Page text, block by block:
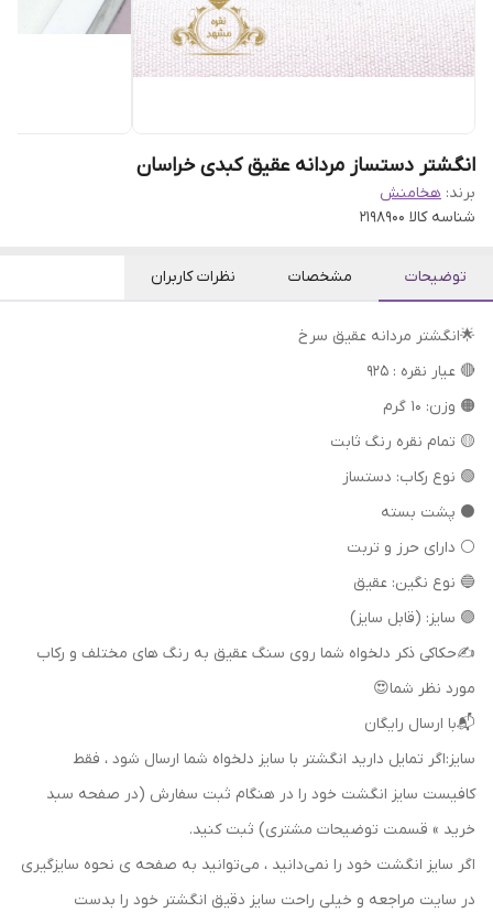
انگشتر دستساز مردانه عقیق کبدی خراسان
برند: هخامنش
شناسه کالا 2198900
توضیحات مشخصات نظرات کاربران
🌟انگشتر مردانه عقیق سرخ
🔴 عیار نقره : 925
🟠 وزن: 10 گرم
🟡 تمام نقره رنگ ثابت
🟢 نوع رکاب: دستساز
⚫ پشت بسته
⚪ دارای حرز و تربت
🔵 نوع نگین: عقیق
🟣 سایز: (قابل سایز)
✍حکاکی ذکر دلخواه شما روی سنگ عقیق به رنگ های مختلف و رکاب
مورد نظر شما😍
📬با ارسال رایگان
سایز:اگر تمایل دارید انگشتر با سایز دلخواه شما ارسال شود ، فقط
کافیست سایز انگشت خود را در هنگام ثبت سفارش (در صفحه سبد
خرید » قسمت توضیحات مشتری) ثبت کنید.
اگر سایز انگشت خود را نمی‌دانید ، می‌توانید به صفحه ی نحوه سایزگیری
در سایت مراجعه و خیلی راحت سایز دقیق انگشتر خود را بدست